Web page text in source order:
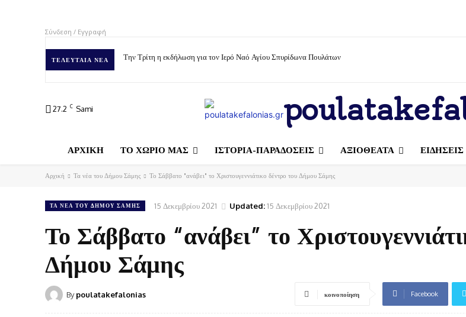
Σύνδεση / Εγγραφή
ΤΕΛΕΥΤΑΊΑ ΝΈΑ Την Τρίτη η εκδήλωση για τον Ιερό Ναό Αγίου Σπυρίδωνα Πουλάτων
27.2 C Sami
ΑΡΧΙΚΗ ΤΟ ΧΩΡΙΟ ΜΑΣ ΙΣΤΟΡΙΑ-ΠΑΡΑΔΟΣΕΙΣ ΑΞΙΟΘΕΑΤΑ
Αρχική Τα νέα του Δήμου Σάμης Το Σάββατο "ανάβει" το Χριστουγεννιάτικο δέντρο του Δήμου Σάμης
ΤΑ ΝΈΑ ΤΟΥ ΔΉΜΟΥ ΣΆΜΗΣ 15 Δεκεμβρίου 2021 Updated:15 Δεκεμβρίου 2021
Το Σάββατο “ανάβει” το
Δήμου Σάμης
By poulatakefalonias κοινοποίηση Facebook